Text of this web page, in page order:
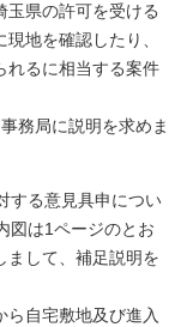
玉県の許可を受ける
地を確認したり、
れるに相当する案件
務局に説明を求めま
する意見具申につい
図は1ページのとお
まして、補足説明を
自宅敷地及び進入